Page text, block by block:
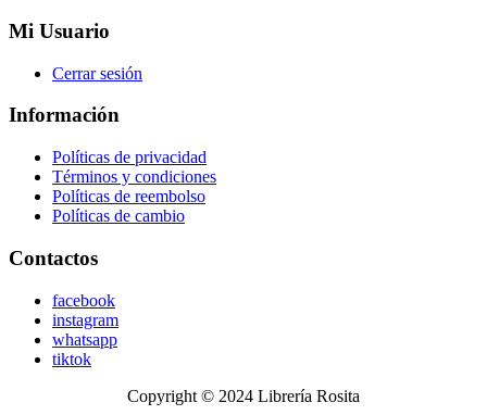
Mi Usuario
Cerrar sesión
Información
Políticas de privacidad
Términos y condiciones
Políticas de reembolso
Políticas de cambio
Contactos
facebook
instagram
whatsapp
tiktok
Copyright © 2024 Librería Rosita